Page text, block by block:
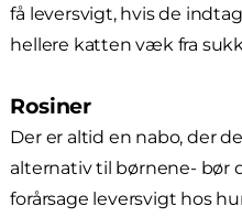
få leversvigt, hvis de
hellere katten væk fra
Rosiner
Der er altid en nabo, der
alternativ til børnene- bør
forårsage leversvigt hos